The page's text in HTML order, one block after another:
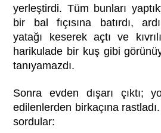
yerleştirdi. Tüm bunları
bir bal fıçısına batırdı,
yatağı keserek açtı ve
harikulade bir kuş gibi
tanıyamazdı.
Sonra evden dışarı çıktı;
edilenlerden birkaçına
sordular: